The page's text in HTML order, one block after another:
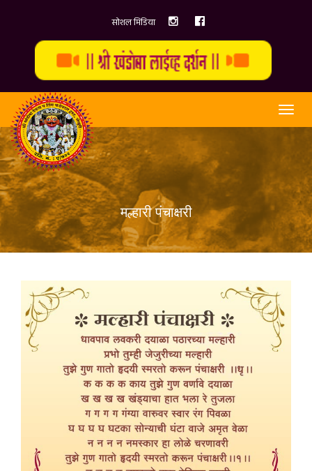
सोशल मिडिया
मल्हारी पंचाक्षरी